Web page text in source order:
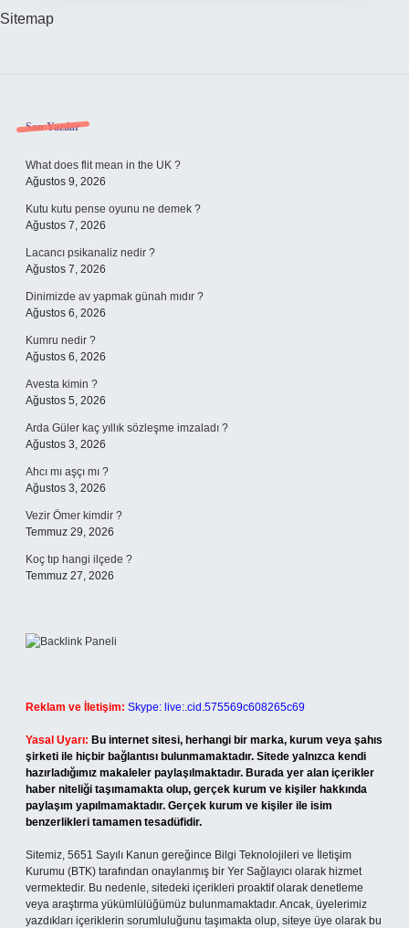
Sitemap
Sidebar
Son Yazılar
What does flit mean in the UK ?
Ağustos 9, 2026
Kutu kutu pense oyunu ne demek ?
Ağustos 7, 2026
Lacancı psikanaliz nedir ?
Ağustos 7, 2026
Dinimizde av yapmak günah mıdır ?
Ağustos 6, 2026
Kumru nedir ?
Ağustos 6, 2026
Avesta kimin ?
Ağustos 5, 2026
Arda Güler kaç yıllık sözleşme imzaladı ?
Ağustos 3, 2026
Ahcı mı aşçı mı ?
Ağustos 3, 2026
Vezir Ömer kimdir ?
Temmuz 29, 2026
Koç tıp hangi ilçede ?
Temmuz 27, 2026
Reklam ve İletişim: Skype: live:.cid.575569c608265c69
Yasal Uyarı: Bu internet sitesi, herhangi bir marka, kurum veya şahıs
şirketi ile hiçbir bağlantısı bulunmamaktadır. Sitede yalnızca kendi
hazırladığımız makaleler paylaşılmaktadır. Burada yer alan içerikler
haber niteliği taşımamakta olup, gerçek kurum ve kişiler hakkında
paylaşım yapılmamaktadır. Gerçek kurum ve kişiler ile isim
benzerlikleri tamamen tesadüfidir.
Sitemiz, 5651 Sayılı Kanun gereğince Bilgi Teknolojileri ve İletişim
Kurumu (BTK) tarafından onaylanmış bir Yer Sağlayıcı olarak hizmet
vermektedir. Bu nedenle, sitedeki içerikleri proaktif olarak denetleme
veya araştırma yükümlülüğümüz bulunmamaktadır. Ancak, üyelerimiz
yazdıkları içeriklerin sorumluluğunu taşımakta olup, siteye üye olarak bu